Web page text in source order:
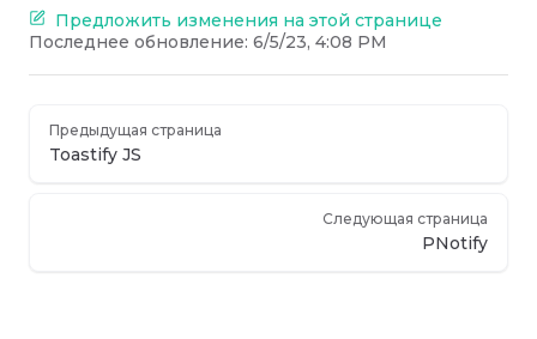
Предложить изменения на этой странице
Последнее обновление: 6/5/23, 4:08 PM
Предыдущая страница
Toastify JS
Следующая страница
PNotify